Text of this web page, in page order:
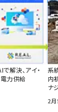
解決、アイ・
力供給
系
内
ナ
2